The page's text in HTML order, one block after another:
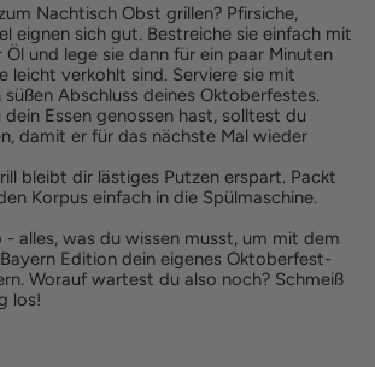
Nachtisch Obst grillen? Pfirsiche,
eignen sich gut. Bestreiche sie einfach mit
und lege sie dann für ein paar Minuten
leicht verkohlt sind. Serviere sie mit
süßen Abschluss deines Oktoberfestes.
Essen genossen hast, solltest du
damit er für das nächste Mal wieder
bleibt dir lästiges Putzen erspart. Packt
Korpus einfach in die Spülmaschine.
- alles, was du wissen musst, um mit dem
Edition dein eigenes Oktoberfest-
Worauf wartest du also noch? Schmeiß
los!